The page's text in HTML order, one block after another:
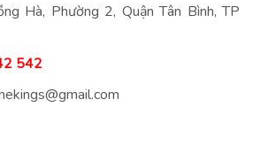
Hà, Phường 2, Quận Tân Bình, TP
542